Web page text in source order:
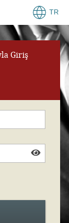
TR
Giriş